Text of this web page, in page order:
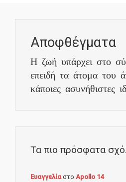
Αποφθέγματα
Η ζωή υπάρχει στο
επειδή τα άτομα του
κάποιες ασυνήθιστες
Τα πιο πρόσφατα
Ευαγγελίαστο Apollo 14